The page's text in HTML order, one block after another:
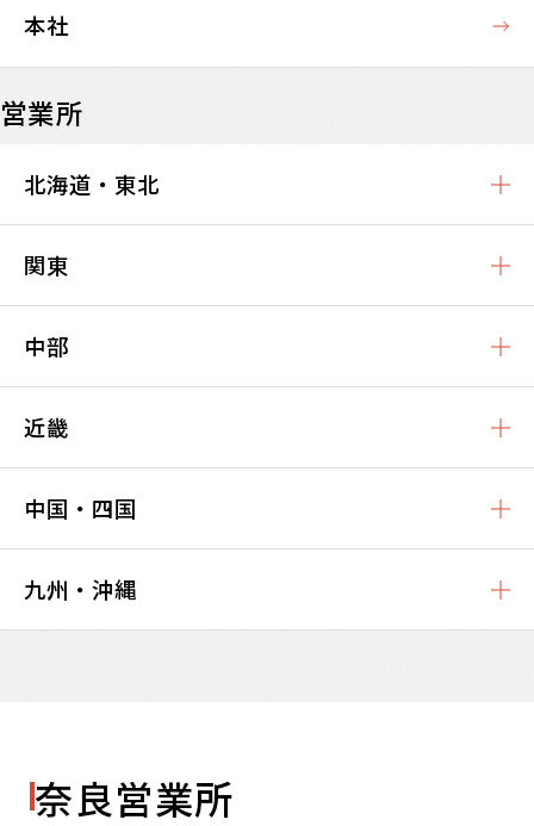
本社
営業所
北海道・東北
関東
中部
近畿
中国・四国
九州・沖縄
奈良営業所